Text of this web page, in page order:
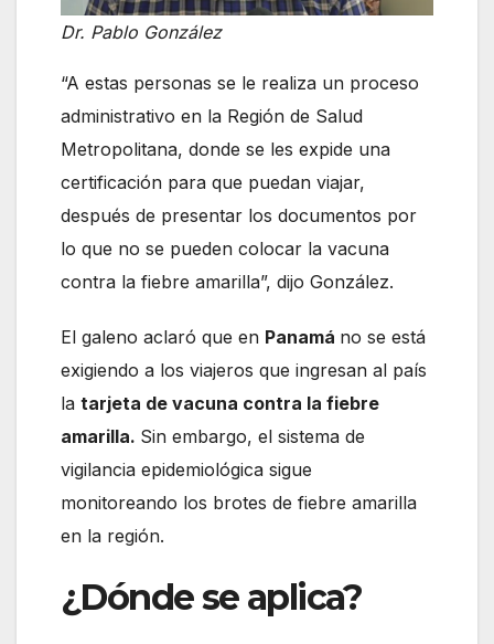
Dr. Pablo González
“A estas personas se le realiza un proceso
administrativo en la Región de Salud
Metropolitana, donde se les expide una
certificación para que puedan viajar,
después de presentar los documentos por
lo que no se pueden colocar la vacuna
contra la fiebre amarilla”, dijo González.
El galeno aclaró que en Panamá no se está
exigiendo a los viajeros que ingresan al país
la tarjeta de vacuna contra la fiebre
amarilla. Sin embargo, el sistema de
vigilancia epidemiológica sigue
monitoreando los brotes de fiebre amarilla
en la región.
¿Dónde se aplica?